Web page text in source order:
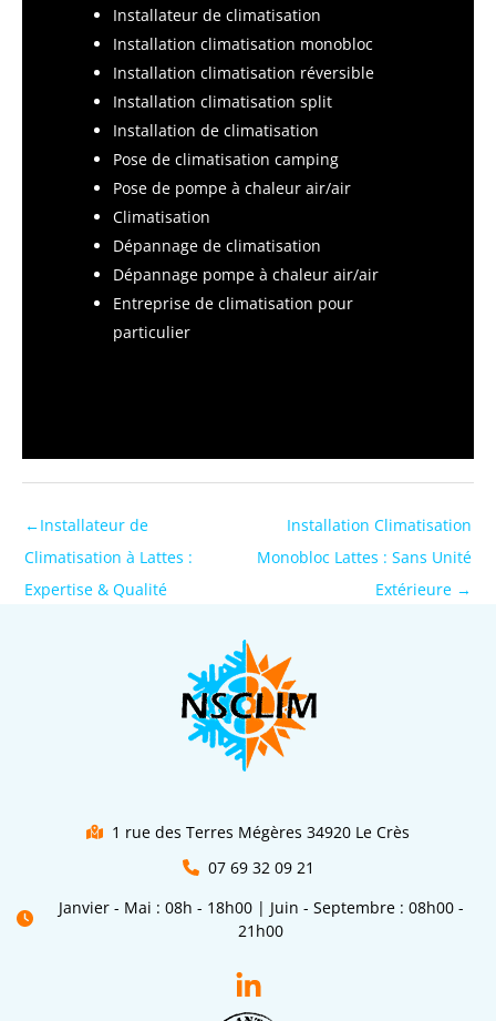
Installateur de climatisation
Installation climatisation monobloc
Installation climatisation réversible
Installation climatisation split
Installation de climatisation
Pose de climatisation camping
Pose de pompe à chaleur air/air
Climatisation
Dépannage de climatisation
Dépannage pompe à chaleur air/air
Entreprise de climatisation pour
particulier
←Installateur de
Climatisation à Lattes :
Expertise & Qualité
Installation Climatisation
Monobloc Lattes : Sans Unité
Extérieure →
1 rue des Terres Mégères 34920 Le Crès
07 69 32 09 21
Janvier - Mai : 08h - 18h00 | Juin - Septembre : 08h00 -
21h00